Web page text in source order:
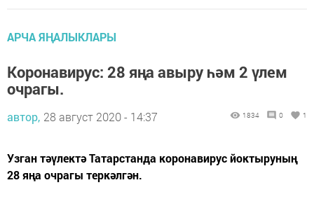
АРЧА ЯҢАЛЫКЛАРЫ
Коронавирус: 28 яңа авыру һәм 2 үлем
очрагы.
автор, 28 август 2020 - 14:37 1834 0 1
Узган тәүлектә Татарстанда коронавирус йоктыруның
28 яңа очрагы теркәлгән.